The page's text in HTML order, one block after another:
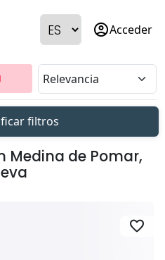
account_circleAcceder
filtros
Medina de Pomar,
favorite